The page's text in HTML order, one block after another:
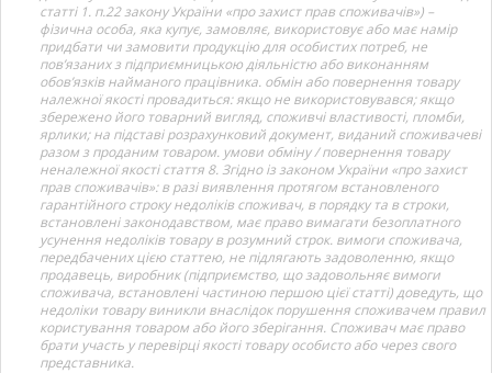
статті 1. п.22 закону України «про захист прав споживачів») –
фізична особа, яка купує, замовляє, використовує або має намір
придбати чи замовити продукцію для особистих потреб, не
пов’язаних з підприємницькою діяльністю або виконанням
обов’язків найманого працівника. обмін або повернення товару
належної якості провадиться: якщо не використовувався; якщо
збережено його товарний вигляд, споживчі властивості, пломби,
ярлики; на підставі розрахунковий документ, виданий споживачеві
разом з проданим товаром. умови обміну / повернення товару
неналежної якості стаття 8. Згідно із законом України «про захист
прав споживачів»: в разі виявлення протягом встановленого
гарантійного строку недоліків споживач, в порядку та в строки,
встановлені законодавством, має право вимагати безоплатного
усунення недоліків товару в розумний строк. вимоги споживача,
передбачених цією статтею, не підлягають задоволенню, якщо
продавець, виробник (підприємство, що задовольняє вимоги
споживача, встановлені частиною першою цієї статті) доведуть, що
недоліки товару виникли внаслідок порушення споживачем правил
користування товаром або його зберігання. Споживач має право
брати участь у перевірці якості товару особисто або через свого
представника.